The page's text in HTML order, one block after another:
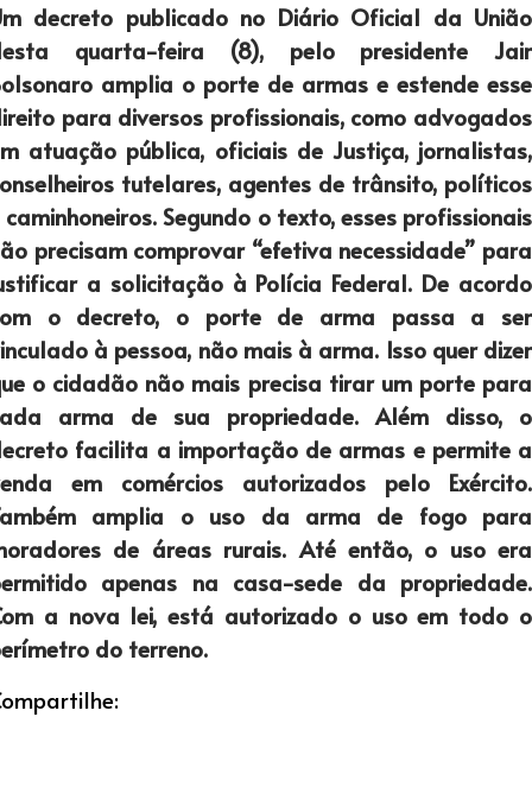
decreto publicado no Diário Oficial da União
quarta-feira (8), pelo presidente Jair
amplia o porte de armas e estende esse
para diversos profissionais, como advogados
atuação pública, oficiais de Justiça, jornalistas,
tutelares, agentes de trânsito, políticos
caminhoneiros. Segundo o texto, esses profissionais
precisam comprovar “efetiva necessidade” para
a solicitação à Polícia Federal. De acordo
o decreto, o porte de arma passa a ser
à pessoa, não mais à arma. Isso quer dizer
o cidadão não mais precisa tirar um porte para
arma de sua propriedade. Além disso, o
facilita a importação de armas e permite a
em comércios autorizados pelo Exército.
amplia o uso da arma de fogo para
de áreas rurais. Até então, o uso era
apenas na casa-sede da propriedade.
a nova lei, está autorizado o uso em todo o
do terreno.